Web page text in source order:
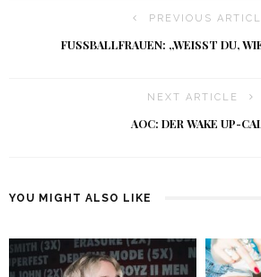
PREVIOUS
FUSSBALLFRAUEN: „WEISST DU,
NEXT ARTICLE
AOC: DER WAKE UP-
YOU MIGHT ALSO LIKE